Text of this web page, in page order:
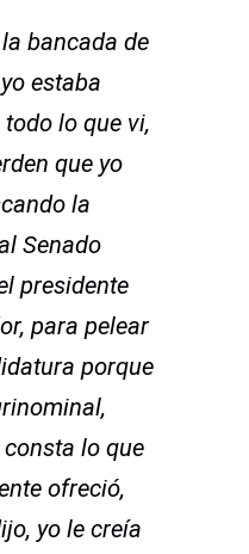
bancada de
estaba
lo que vi,
que yo
la
Senado
presidente
para pelear
porque
lo que
ofreció,
yo le creía